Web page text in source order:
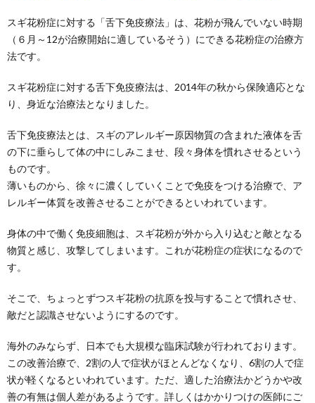
スギ花粉症に対する「舌下免疫療法」は、花粉が飛んでいない時期
（６月～12が治療開始に適しているそう）にできる花粉症の治療方
法です。
スギ花粉症に対する舌下免疫療法は、2014年の秋から保険適応とな
り、身近な治療法となりました。
舌下免疫療法とは、スギのアレルギー原因物質の含まれた液体を舌
の下に垂らして体の中にしみこませ、段々身体を慣れさせるという
ものです。
薄いものから、徐々に濃くしていくことで免疫をつける治療で、ア
レルギー体質を改善させることができるといわれています。
身体の中で働く免疫細胞は、スギ花粉が外から入り込むと敵となる
物質と感じ、攻撃してしまいます。これが花粉症の症状になるので
す。
そこで、ちょっとずつスギ花粉の抗原を投与することで慣れさせ、
敵だと認識させないようにするのです。
海外のみならず、日本でも大規模な臨床試験が行われております。
この改善治療で、2割の人で症状がほとんどなくなり、6割の人で症
状が軽くなるといわれています。ただ、適した治療法かどうかや改
善の有無は個人差があるようです。詳しくはかかりつけの医師にご